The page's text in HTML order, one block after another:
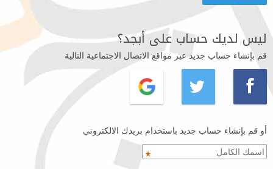
ليس لديك حساب على أبجد؟
قم بإنشاء حساب جديد عبر مواقع الاتصال الاجتماعية التالية
أو قم بإنشاء حساب جديد باستخدام بريدك الالكتروني